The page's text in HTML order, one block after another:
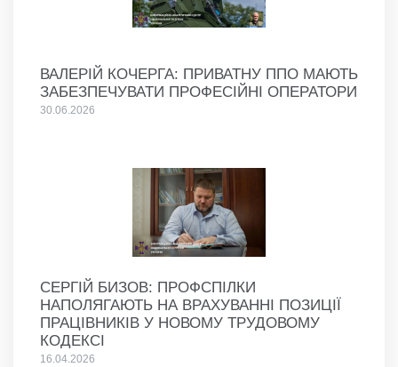
ВАЛЕРІЙ КОЧЕРГА: ПРИВАТНУ ППО МАЮТЬ
ЗАБЕЗПЕЧУВАТИ ПРОФЕСІЙНІ ОПЕРАТОРИ
30.06.2026
СЕРГІЙ БИЗОВ: ПРОФСПІЛКИ
НАПОЛЯГАЮТЬ НА ВРАХУВАННІ ПОЗИЦІЇ
ПРАЦІВНИКІВ У НОВОМУ ТРУДОВОМУ
КОДЕКСІ
16.04.2026